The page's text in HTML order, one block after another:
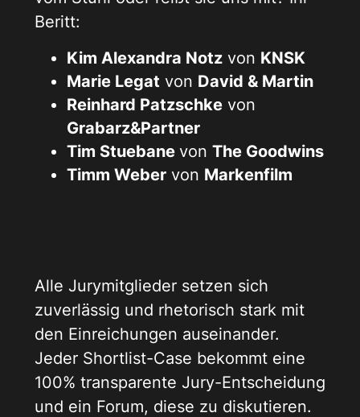
Beritt:
Kim Alexandra Notzvon KNSK
Marie Legat von David & Martin
Reinhard Patzschkevon
Grabarz&Partner
Tim Stuebane von The Goodwins
Timm Webervon Markenfilm
Alle Jurymitglieder setzen sich
zuverlässig und rhetorisch stark mit
den Einreichungen auseinander.
Jeder Shortlist-Case bekommt eine
100% transparente Jury-Entscheidung
und ein Forum, diese zu diskutieren.